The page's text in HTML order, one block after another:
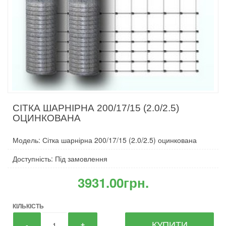
СІТКА ШАРНІРНА 200/17/15 (2.0/2.5)
ОЦИНКОВАНА
Модель: Сітка шарнірна 200/17/15 (2.0/2.5) оцинкована
Доступність: Під замовлення
3931.00грн.
КІЛЬКІСТЬ